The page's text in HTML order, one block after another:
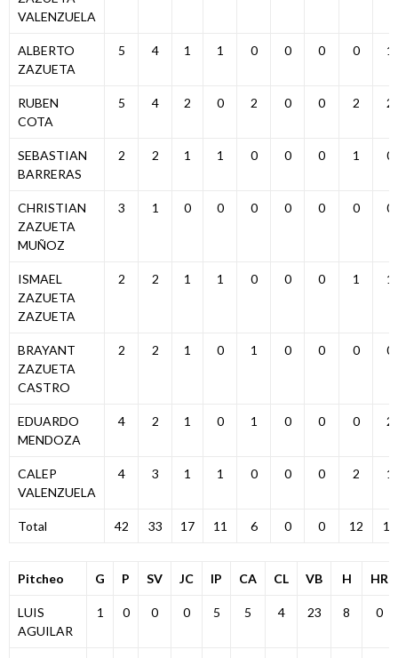
VALENZUELA
ALBERTO
ZAZUETA
5 4 1 1 0 0 0 0 1
RUBEN
COTA
5 4 2 0 2 0 0 2 2
SEBASTIAN
BARRERAS
2 2 1 1 0 0 0 1 0
CHRISTIAN
ZAZUETA
MUÑOZ
3 1 0 0 0 0 0 0 0
ISMAEL
ZAZUETA
ZAZUETA
2 2 1 1 0 0 0 1 1
BRAYANT
ZAZUETA
CASTRO
2 2 1 0 1 0 0 0 0
EDUARDO
MENDOZA
4 2 1 0 1 0 0 0 2
CALEP
VALENZUELA
4 3 1 1 0 0 0 2 1
Total 42 33 17 11 6 0 0 12 12
Pitcheo G P SV JC IP CA CL VB H HR
LUIS
AGUILAR
1 0 0 0 5 5 4 23 8 0